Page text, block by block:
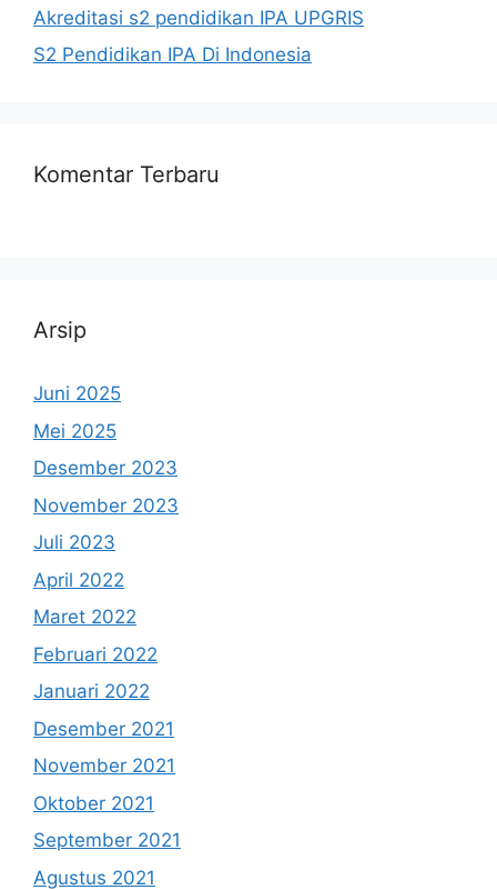
Akreditasi s2 pendidikan IPA UPGRIS
S2 Pendidikan IPA Di Indonesia
Komentar Terbaru
Arsip
Juni 2025
Mei 2025
Desember 2023
November 2023
Juli 2023
April 2022
Maret 2022
Februari 2022
Januari 2022
Desember 2021
November 2021
Oktober 2021
September 2021
Agustus 2021